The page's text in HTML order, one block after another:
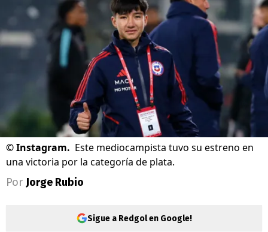
©Instagram. Este mediocampista tuvo su estreno en
una victoria por la categoría de plata.
Por Jorge Rubio
Sigue a Redgol en Google!